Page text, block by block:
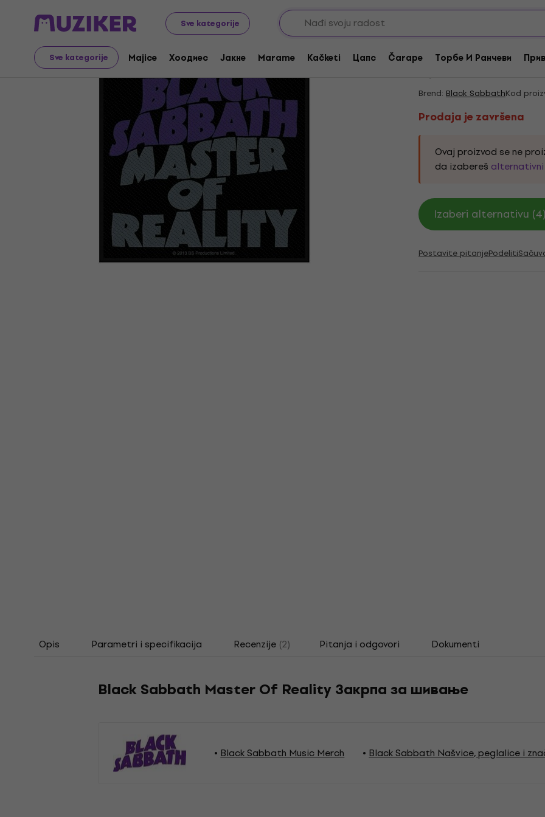
Sve kategorije
Sve kategorije Majice Хоодиес Јакне Marame Kačketi Цапс Čarape Торбе И Ранчеви
Merch Music Merch Našvice, peglalice i značke
Prodaja je završena
Prodaja je završena
Black Sabbath
Brend: Black SabbathKod
Prodaja je završena
Ovaj proizvod se ne
da izabereš
Izaberi alternativu
Postavite pitanjePodeliti
Opis Parametri i specifikacija Recenzije (2) Pitanja i odgovori Dokumenti
Black Sabbath Master Of Reality Закрпа за шивање
Black Sabbath Music Merch Black Sabbath Našvice, peglalice i